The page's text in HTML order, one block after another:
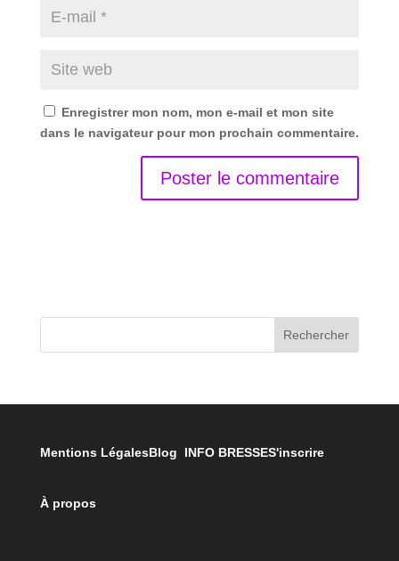
Enregistrer mon nom, mon e-mail et mon site
dans le navigateur pour mon prochain commentaire.
Rechercher
Mentions LégalesBlog INFO BRESSES'inscrire
À propos